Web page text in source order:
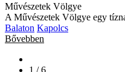
Művészetek Völgye
A Művészetek Völgye egy
Balaton Kapolcs
Bővebben
1 / 6